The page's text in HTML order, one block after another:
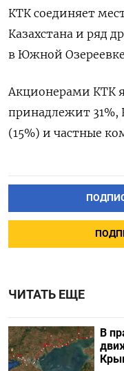
КТК соединяет
Казахстана и ряд
в ‌Южной
Акционерами ‌КТК
принадлежит 31%,
(15%) и ‌частные
ЧИТАТЬ ЕЩЕ
В